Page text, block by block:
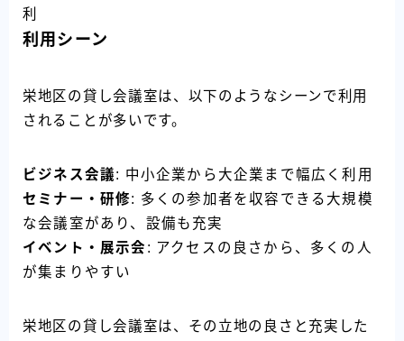
利
利用シーン
栄地区の貸し会議室は、以下のようなシーンで利用
されることが多いです。
ビジネス会議: 中小企業から大企業まで幅広く利用
セミナー・研修: 多くの参加者を収容できる大規模
な会議室があり、設備も充実
イベント・展示会 : アクセスの良さから、多くの人
が集まりやすい
栄地区の貸し会議室は、その立地の良さと充実した